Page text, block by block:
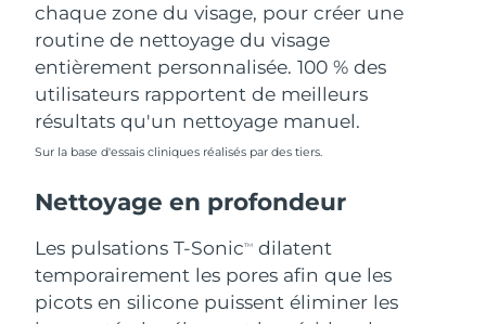
chaque zone du visage, pour créer une
routine de nettoyage du visage
entièrement personnalisée. 100 % des
utilisateurs rapportent de meilleurs
résultats qu'un nettoyage manuel.
Sur la base d'essais cliniques réalisés par des tiers.
Nettoyage en profondeur
Les pulsations T-SonicTM
dilatent
temporairement les pores afin que les
picots en silicone puissent éliminer les
Porto Rico Livraison estimée
Qatar Livraison estimée
La Réunion
Roumanie
Russie Livraison estimée
Arabie saoudite Livraison estimée